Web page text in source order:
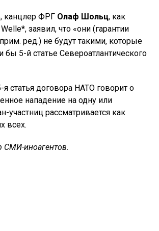
канцлер ФРГ Олаф Шольц, как
заявил, что «они (гарантии
ред.) не будут такими, которые
бы 5-й статье Североатлантического
статья договора НАТО говорит о
нападение на одну или
участниц рассматривается как
всех.
СМИ-иноагентов.